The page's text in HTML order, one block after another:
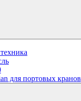
для портовых кранов